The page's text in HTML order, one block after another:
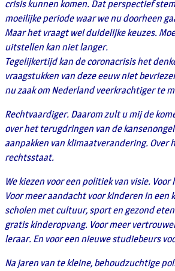
crisis kunnen komen. Dat perspectief
moeilijke periode waar we nu doorheen
Maar het vraagt wel duidelijke keuzes.
uitstellen kan niet langer.
Tegelijkertijd kan de coronacrisis het
vraagstukken van deze eeuw niet
nu zaak om Nederland veerkrachtiger te
Rechtvaardiger. Daarom zult u mij de
over het terugdringen van de
aanpakken van klimaatverandering. Over
rechtsstaat.
We kiezen voor een politiek van visie.
Voor meer aandacht voor kinderen in een
scholen met cultuur, sport en gezond
gratis kinderopvang. Voor meer
leraar. En voor een nieuwe studiebeurs
Na jaren van te kleine, behoudzuchtige